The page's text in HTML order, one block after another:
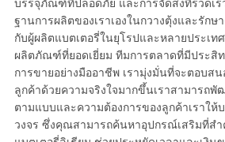
บรรจุภัณฑ์ที่ปลอดภัย และการจัดส่งที่รวดเร็
ฐานการผลิตของเราเองในกวางตุ้งและรักษ
กับผู้ผลิตแบตเตอรี่ในยุโรปและหลายประเ
ผลิตภัณฑ์ที่ยอดเยี่ยม ทีมการตลาดที่มีประสิ
การขายอย่างมืออาชีพ เรามุ่งมั่นที่จะตอบสน
ลูกค้าด้วยความจริงใจมากขึ้นเราสามารถ
ตามแบบและความต้องการของลูกค้าเราให้
วงจร ซึ่งคุณสามารถค้นหาอุปกรณ์เสริมที่ส